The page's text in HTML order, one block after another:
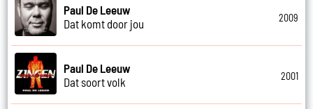
Paul De Leeuw
Dat komt door jou
2009
Paul De Leeuw
Dat soort volk
2001